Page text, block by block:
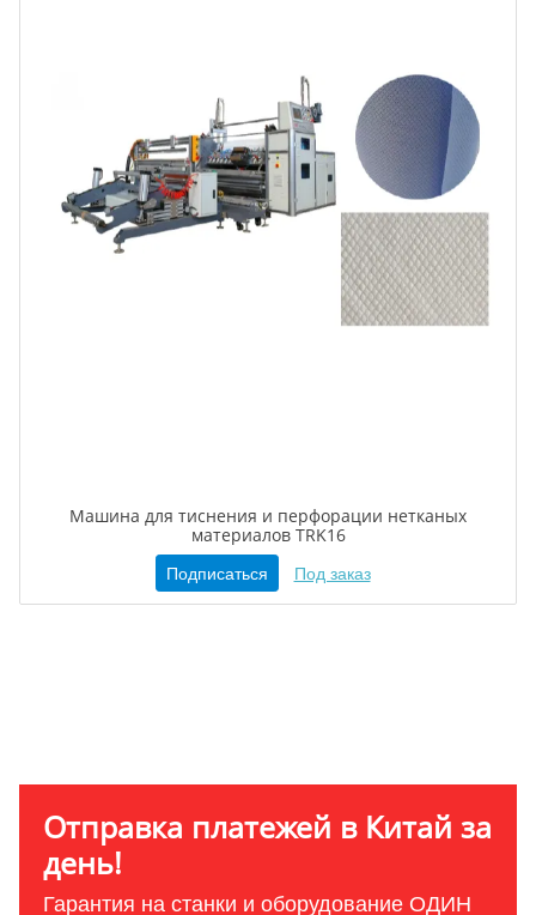
Машина для тиснения и перфорации нетканых
материалов TRK16
Подписаться Под заказ
Отправка платежей в Китай за
день!
Гарантия на станки и оборудование ОДИН